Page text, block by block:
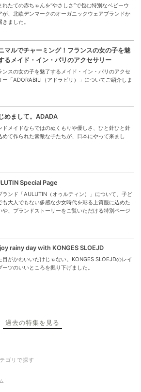
れたての赤ちゃんを“やさしさ”で包む特別なベビーウ
が、北欧デンマークのオーガニックウェアブランドか
きました。
マルでチャーミング！フランスの女の子を魅
るメイド・イン・パリのアクセサリー
ンスの女の子を魅了するメイド・イン・パリのアクセ
ー「ADORABILI（アドラビリ）」についてご紹介しま
めまして。ADADA
ドメイドならではのぬくもりや優しさ、ひと針ひと針
めて作られた素敵な子たちが、日本にやって来まし
Special Page
ランド「AULUTIN（オゥルティン）」について、子ど
も大人でもない多感な少女時代を彩る上質服に込めた
や、ブランドストーリーをご覧いただける特別ページ
rainy day with KONGES SLOEJD
目がかわいいだけじゃない。KONGES SLOEJDのレイ
ーツのいいところを掘り下げました。
過去の特集を見る
ゴリで探す